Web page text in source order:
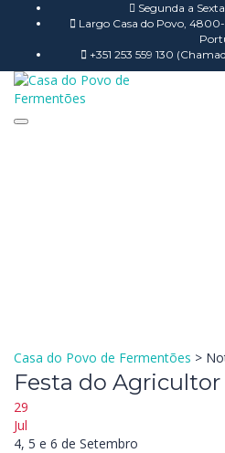
Segunda a
Largo Casa do Povo,
+351 253 559 130
Toggle navigation
Casa do Povo de Fermentões >
Festa do Agricultor
29
Jul
4, 5 e 6 de Setembro